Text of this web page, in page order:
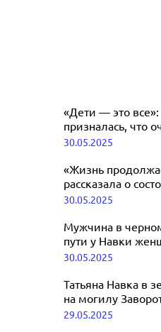
«Дети — это все»:
призналась, что
30.05.2025
«Жизнь
рассказала о
30.05.2025
Мужчина в
пути у Навки
Заворотнюк
30.05.2025
Татьяна Навка в
на могилу
29.05.2025